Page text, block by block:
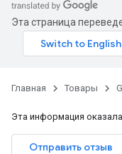
Эта страница
Главная Товары
Эта информация
Отправить отзыв